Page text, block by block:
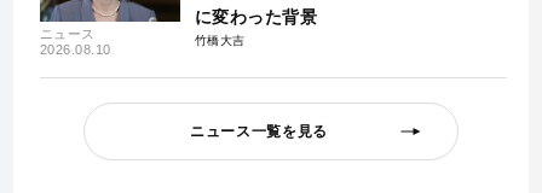
ニュース
2026.08.10
に変わった背景
竹橋大吉
ニュース一覧を見る